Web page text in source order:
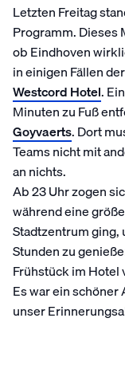
Letzten Freitag
Programm. Dieses
ob Eindhoven
in einigen Fällen
Westcord Hotel.
Minuten zu Fuß
Goyvaerts. Dort
Teams nicht mit
an nichts.
Ab 23 Uhr zogen
während eine
Stadtzentrum ging,
Stunden zu
Frühstück im Hotel
Es war ein
unser